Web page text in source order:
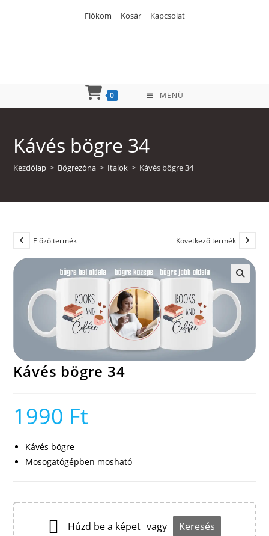
Fiókom Kosár Kapcsolat
0 MENÜ
Kávés bögre 34
Kezdőlap > Bögrezóna > Italok > Kávés bögre 34
Előző termék Következő termék
Kávés bögre 34
1990 Ft
Kávés bögre
Mosogatógépben mosható
Húzd be a képet vagy Keresés